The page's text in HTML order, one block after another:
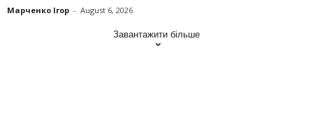
Марченко Ігор - August 6, 2026
Завантажити більше